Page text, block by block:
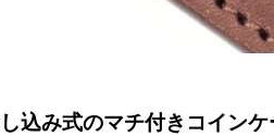
込み式のマチ付きコインケ